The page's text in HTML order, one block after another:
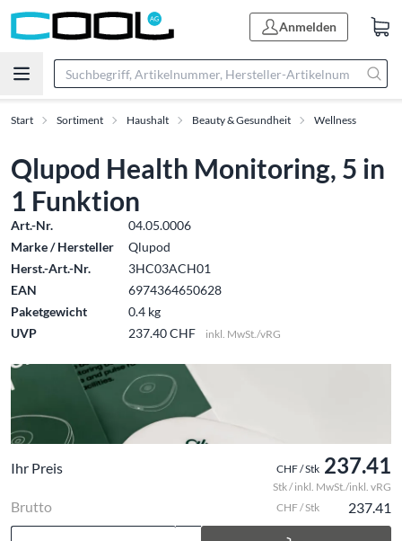
Anmelden
Start Sortiment Haushalt Beauty & Gesundheit Wellness
Qlupod Health Monitoring, 5 in
1 Funktion
Art.-Nr.
04.05.0006
Marke / Hersteller
Qlupod
Herst.-Art.-Nr.
3HC03ACH01
EAN
6974364650628
Paketgewicht
0.4 kg
UVP
237.40 CHF inkl. MwSt./vRG
Ihr Preis CHF / Stk 237.41
Stk / inkl. MwSt./inkl. vRG
Brutto CHF / Stk 237.41